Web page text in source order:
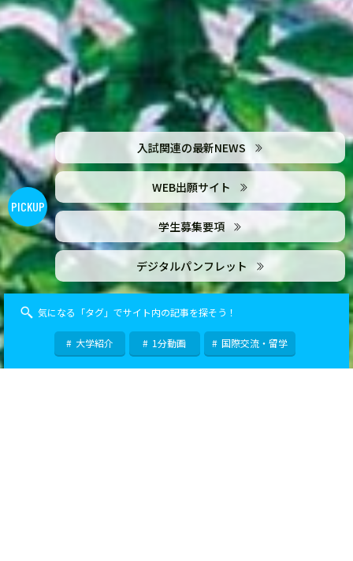
PICKUP
入試関連の最新NEWS
WEB出願サイト
学生募集要項
デジタルパンフレット
気になる「タグ」でサイト内の記事を探そう！
大学紹介 1分動画 国際交流・留学